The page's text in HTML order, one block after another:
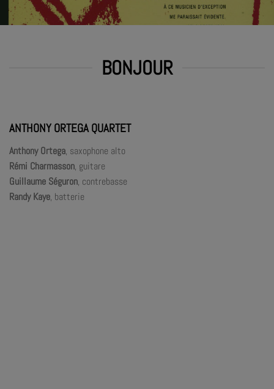
BONJOUR
ANTHONY ORTEGA QUARTET
Anthony Ortega, saxophone alto
Rémi Charmasson, guitare
Guillaume Séguron, contrebasse
Randy Kaye, batterie